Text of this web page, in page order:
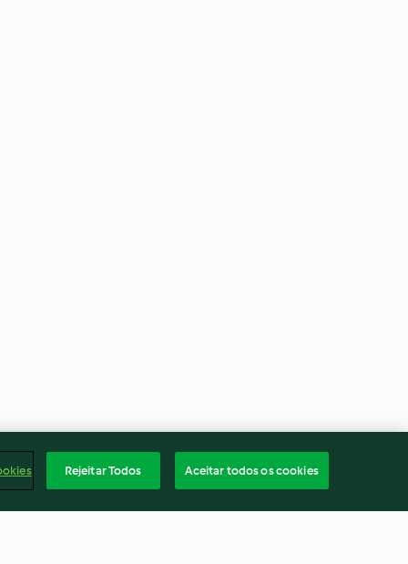
Rejeitar Todos Aceitar todos os cookies